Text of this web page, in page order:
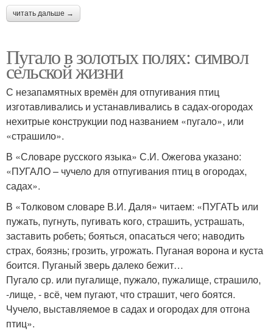
читать дальше →
Пугало в золотых полях: символ
сельской жизни
С незапамятных времён для отпугивания птиц
изготавливались и устанавливались в садах-огородах
нехитрые конструкции под названием «пугало», или
«страшило».
В «Словаре русского языка» С.И. Ожегова указано:
«ПУГАЛО – чучело для отпугивания птиц в огородах,
садах».
В «Толковом словаре В.И. Даля» читаем: «ПУГАТЬ или
пужать, пугнуть, пугивать кого, страшить, устрашать,
заставить робеть; бояться, опасаться чего; наводить
страх, боязнь; грозить, угрожать. Пуганая ворона и куста
боится. Пуганый зверь далеко бежит…
Пугало ср. или пугалище, пужало, пужалище, страшило,
-лище, - всё, чем пугают, что страшит, чего боятся.
Чучело, выставляемое в садах и огородах для отгона
птиц».